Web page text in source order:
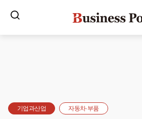
기업과산업 자동차·부품